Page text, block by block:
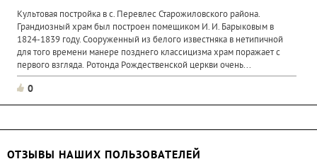
Культовая постройка в с. Перевлес Старожиловского района.
Грандиозный храм был построен помещиком И. И. Барыковым в
1824-1839 году. Сооруженный из белого известняка в нетипичной
для того времени манере позднего классицизма храм поражает с
первого взгляда. Ротонда Рождественской церкви очень...
0
ОТЗЫВЫ НАШИХ ПОЛЬЗОВАТЕЛЕЙ